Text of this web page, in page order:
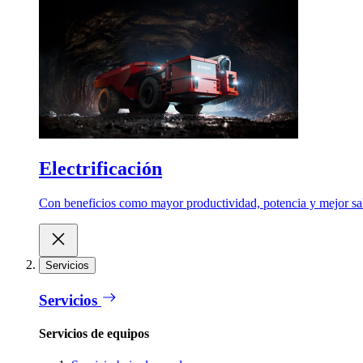
Electrificación
Con beneficios como mayor productividad, potencia y mejor
Servicios
Servicios
Servicios de equipos